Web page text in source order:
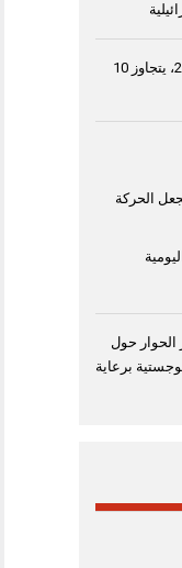
إنتاج القمح في مصر خلال موسم 2026، يتجاوز 10
الحركة
2026” يعزز الحوار حول
برعاية